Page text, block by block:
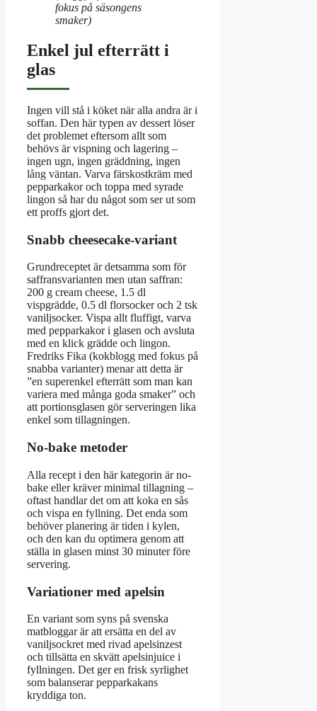
fokus på säsongens
smaker)
Enkel jul efterrätt i
glas
Ingen vill stå i köket när alla andra är i
soffan. Den här typen av dessert löser
det problemet eftersom allt som
behövs är vispning och lagering –
ingen ugn, ingen gräddning, ingen
lång väntan. Varva färskostkräm med
pepparkakor och toppa med syrade
lingon så har du något som ser ut som
ett proffs gjort det.
Snabb cheesecake-variant
Grundreceptet är detsamma som för
saffransvarianten men utan saffran:
200 g cream cheese, 1.5 dl
vispgrädde, 0.5 dl florsocker och 2 tsk
vaniljsocker. Vispa allt fluffigt, varva
med pepparkakor i glasen och avsluta
med en klick grädde och lingon.
Fredriks Fika (kokblogg med fokus på
snabba varianter) menar att detta är
”en superenkel efterrätt som man kan
variera med många goda smaker” och
att portionsglasen gör serveringen lika
enkel som tillagningen.
No-bake metoder
Alla recept i den här kategorin är no-
bake eller kräver minimal tillagning –
oftast handlar det om att koka en sås
och vispa en fyllning. Det enda som
behöver planering är tiden i kylen,
och den kan du optimera genom att
ställa in glasen minst 30 minuter före
servering.
Variationer med apelsin
En variant som syns på svenska
matbloggar är att ersätta en del av
vaniljsockret med rivad apelsinzest
och tillsätta en skvätt apelsinjuice i
fyllningen. Det ger en frisk syrlighet
som balanserar pepparkakans
kryddiga ton.